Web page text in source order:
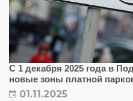
С 1 декабря 2025 года в
новые зоны платной
01.11.2025